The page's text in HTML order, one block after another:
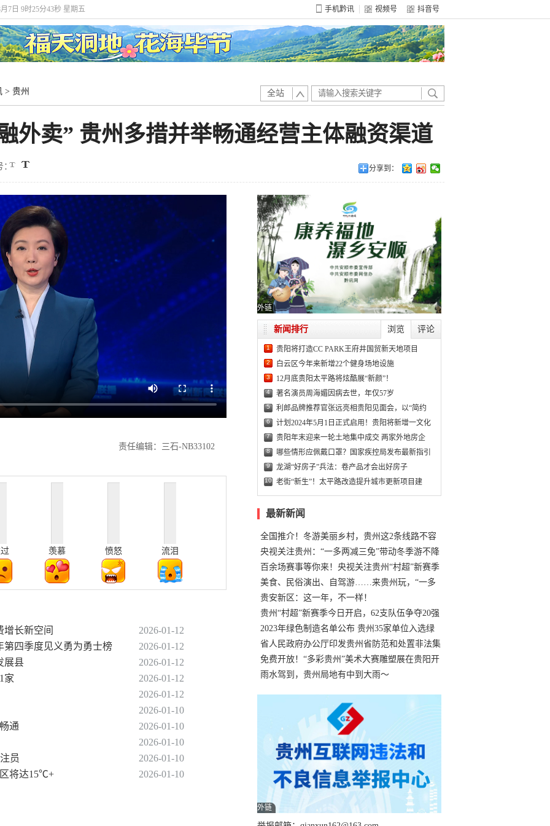
7日 9时25分44秒 星期五 手机黔讯 视频号 抖音号
> 贵州 全站
外卖” 贵州多措并举畅通经营主体融资渠道
： 分享到：
责任编辑：三石-NB33102
羡慕 愤怒 流泪
增长新空间
2026-01-12
第四季度见义勇为勇士榜
2026-01-12
展县
2026-01-12
家
2026-01-12
2026-01-12
2026-01-10
通
2026-01-10
2026-01-10
员
2026-01-10
将达15℃+
2026-01-10
外链
浏览 评论
新闻排行
1 贵阳将打造CC PARK王府井国贸新天地项目
2 白云区今年来新增22个健身场地设施
3 12月底贵阳太平路将炫酷展“新颜”！
4 著名演员周海媚因病去世，年仅57岁
5 利郎品牌推荐官张远亮相贵阳见面会，以“简约
6 计划2024年5月1日正式启用！贵阳将新增一文化
7 贵阳年末迎来一轮土地集中成交 两家外地房企
8 哪些情形应佩戴口罩？国家疾控局发布最新指引
9 龙湖“好房子”兵法：卷产品才会出好房子
10 老街“新生”！太平路改造提升城市更新项目建
最新新闻
全国推介！冬游美丽乡村，贵州这2条线路不容
错过
央视关注贵州：“一多两减三免”带动冬季游不降
温
百余场赛事等你来！央视关注贵州“村超”新赛季
正式“打响”
美食、民俗演出、自驾游……来贵州玩，“一多
两减三免”！
贵安新区：这一年，不一样！
贵州“村超”新赛季今日开启，62支队伍争夺20强
名额
2023年绿色制造名单公布 贵州35家单位入选绿
色工厂
省人民政府办公厅印发贵州省防范和处置非法集
资工作实施细则
免费开放！“多彩贵州”美术大赛雕塑展在贵阳开
展，持续至1月19日
雨水驾到，贵州局地有中到大雨～
外链